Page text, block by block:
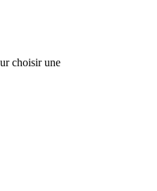
choisir une